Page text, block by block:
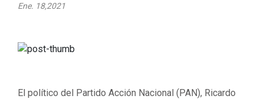
Ene. 18,2021
El político del Partido Acción Nacional (PAN), Ricardo